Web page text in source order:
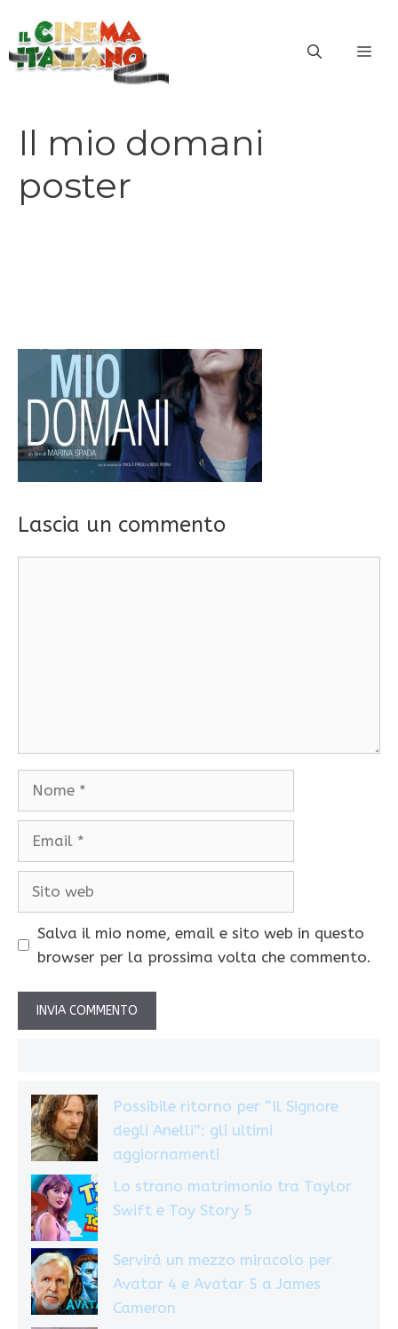
contenuto
Il mio domani
poster
Lascia un commento
Salva il mio nome, email e sito web in questo
browser per la prossima volta che commento.
Possibile ritorno per “Il Signore
degli Anelli”: gli ultimi
aggiornamenti
Lo strano matrimonio tra Taylor
Swift e Toy Story 5
Servirà un mezzo miracolo per
Avatar 4 e Avatar 5 a James
Cameron